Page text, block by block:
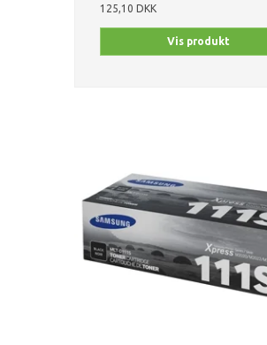
125,10 DKK
Vis produkt